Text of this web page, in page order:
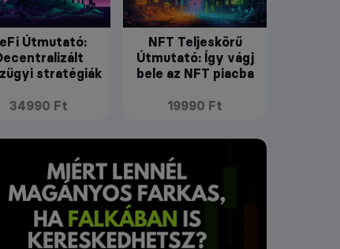
Útmutató:
stratégiák
34990 Ft
NFT Teljeskörű
Útmutató: Így vágj
bele az NFT piacba
19990 Ft